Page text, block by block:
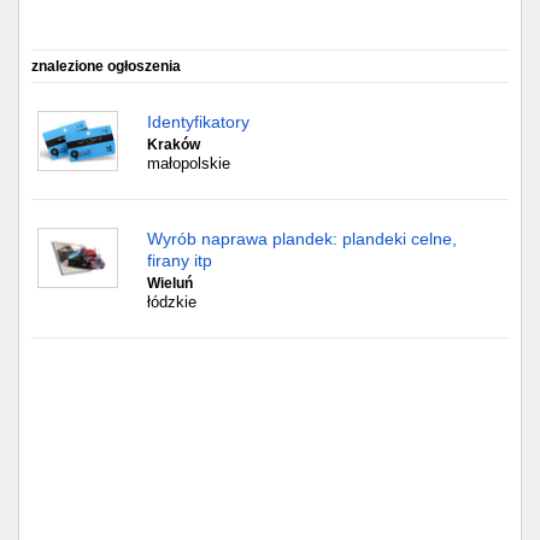
znalezione ogłoszenia
Identyfikatory
Kraków
małopolskie
Wyrób naprawa plandek: plandeki celne,
firany itp
Wieluń
łódzkie
Toruń
Olsztyn
Sosnowiec
Opole
Tarnów